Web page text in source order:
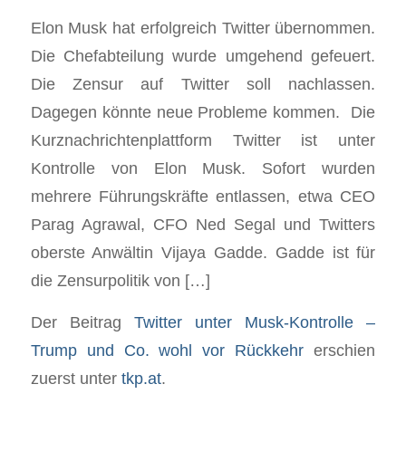
Elon Musk hat erfolgreich Twitter übernommen.
Die Chefabteilung wurde umgehend gefeuert.
Die Zensur auf Twitter soll nachlassen.
Dagegen könnte neue Probleme kommen. Die
Kurznachrichtenplattform Twitter ist unter
Kontrolle von Elon Musk. Sofort wurden
mehrere Führungskräfte entlassen, etwa CEO
Parag Agrawal, CFO Ned Segal und Twitters
oberste Anwältin Vijaya Gadde. Gadde ist für
die Zensurpolitik von […]
Der Beitrag Twitter unter Musk-Kontrolle –
Trump und Co. wohl vor Rückkehr erschien
zuerst unter tkp.at.